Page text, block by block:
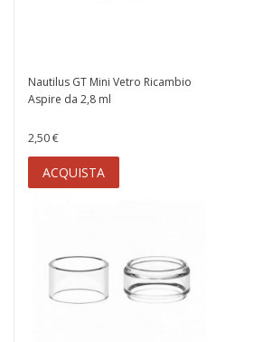
Nautilus GT Mini Vetro Ricambio
Aspire da 2,8 ml
2,50 €
ACQUISTA